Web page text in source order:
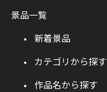
景品一覧
新着景品
カテゴリから探す
作品名から探す